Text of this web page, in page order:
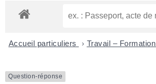
Accueil particuliers > Travail – Formation
Question-réponse